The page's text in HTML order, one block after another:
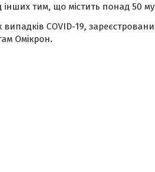
інших тим, що містить понад 50
COVID-19,
Омікрон.